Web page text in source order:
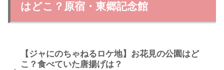
はどこ？原宿・東郷記念館
【ジャにのちゃねるロケ地】お花見の公園はど
こ？食べていた唐揚げは？